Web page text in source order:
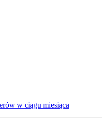
w ciągu miesiąca